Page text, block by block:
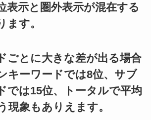
表示と圏外表示が混在する
ます。
ごとに大きな差が出る場合
キーワードでは8位、サブ
では15位、トータルで平均
現象もありえます。